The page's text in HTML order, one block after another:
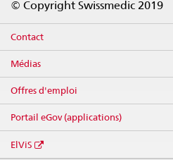
© Copyright Swissmedic 2019
Contact
Médias
Offres d'emploi
Portail eGov (applications)
ElViS